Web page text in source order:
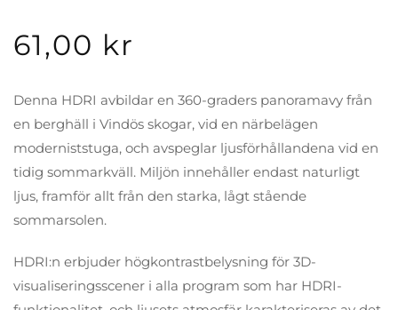
61,00 kr
Denna HDRI avbildar en 360-graders panoramavy från
en berghäll i Vindös skogar, vid en närbelägen
moderniststuga, och avspeglar ljusförhållandena vid en
tidig sommarkväll. Miljön innehåller endast naturligt
ljus, framför allt från den starka, lågt stående
sommarsolen.
HDRI:n erbjuder högkontrastbelysning för 3D-
visualiseringsscener i alla program som har HDRI-